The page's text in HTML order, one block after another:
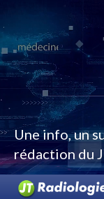
Une info, un
rédaction du